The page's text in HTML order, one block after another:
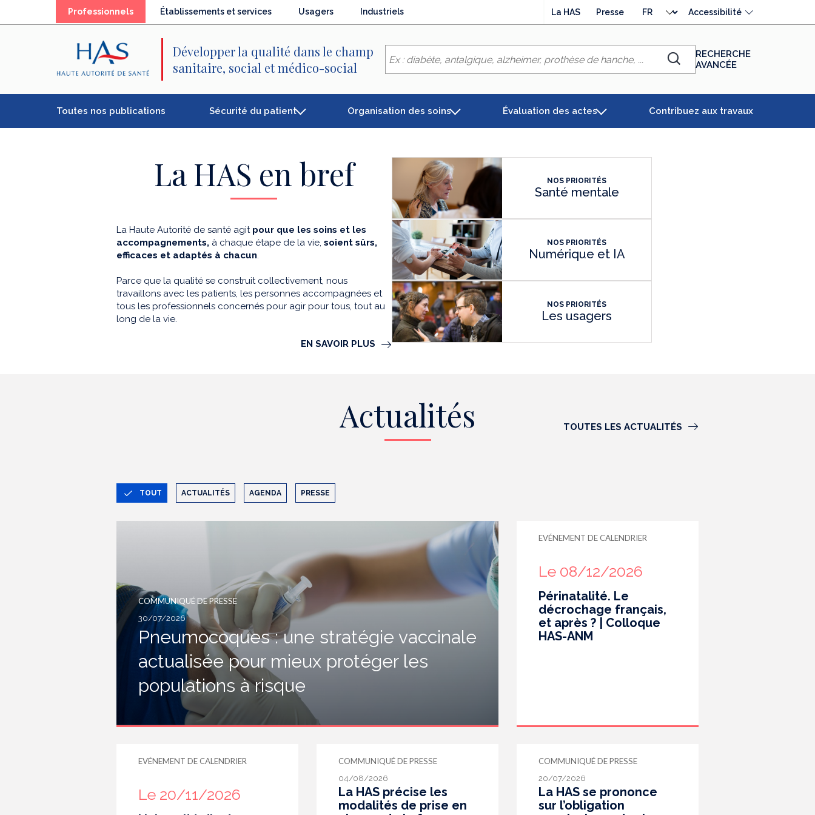
Professionnels(élémentÉtablissements et services Usagers Industriels La HAS Presse
langue
Accessibilité
Développer la qualité dans le champ
sanitaire, social et médico-social
Chercher
RECHERCHE
AVANCÉE
Toutes nos publications Sécurité du patient Organisation des soins Évaluation des actes Contribuez aux travaux
La HAS en bref
La Haute Autorité de santé agit pour que les soins et les
accompagnements, à chaque étape de la vie, soient sûrs,
efficaces et adaptés à chacun.
Parce que la qualité se construit collectivement, nous
travaillons avec les patients, les personnes accompagnées et
tous les professionnels concernés pour agir pour tous, tout au
long de la vie.
EN SAVOIR PLUS
NOS PRIORITÉS
Santé mentale
NOS PRIORITÉS
Numérique et IA
NOS PRIORITÉS
Les usagers
Actualités TOUTES LES ACTUALITÉS
TOUT ACTUALITÉS AGENDA PRESSE
COMMUNIQUÉ DE PRESSE
30/07/2026
Pneumocoques : une stratégie vaccinale
actualisée pour mieux protéger les
populations à risque
EVÉNEMENT DE CALENDRIER
Le 08/12/2026
Périnatalité. Le
décrochage français,
et après ? | Colloque
HAS-ANM
EVÉNEMENT DE CALENDRIER
Le 20/11/2026
COMMUNIQUÉ DE PRESSE
04/08/2026
La HAS précise les
modalités de prise en
COMMUNIQUÉ DE PRESSE
20/07/2026
La HAS se prononce
sur l’obligation